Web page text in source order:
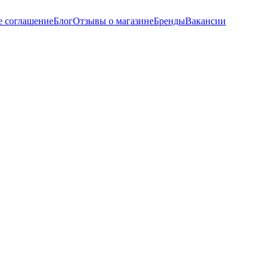
соглашениеБлогОтзывы о магазинеБрендыВакансии